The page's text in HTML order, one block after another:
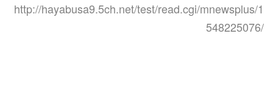
http://hayabusa9.5ch.net/test/read.cgi/mnewsplus/1
548225076/